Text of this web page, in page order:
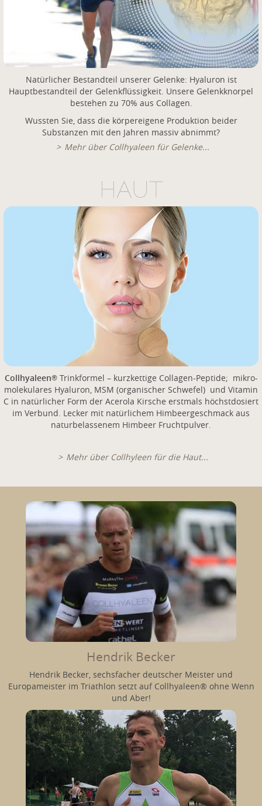
Natürlicher Bestandteil unserer Gelenke: Hyaluron ist
Hauptbestandteil der Gelenkflüssigkeit. Unsere Gelenkknorpel
bestehen zu 70% aus Collagen.
Wussten Sie, dass die körpereigene Produktion beider
Substanzen mit den Jahren massiv abnimmt?
Mehr über Collhyaleen für Gelenke...
HAUT
Collhyaleen®Trinkformel – kurzkettige Collagen-Peptide; mikro-
molekulares Hyaluron, MSM (organischer Schwefel) und Vitamin
C in natürlicher Form der Acerola Kirsche erstmals höchstdosiert
im Verbund. Lecker mit natürlichem Himbeergeschmack aus
naturbelassenem Himbeer Fruchtpulver.
Mehr über Collhyleen für die Haut...
Hendrik Becker
Hendrik Becker, sechsfacher deutscher Meister und
Europameister im Triathlon setzt auf Collhyaleen® ohne Wenn
und Aber!